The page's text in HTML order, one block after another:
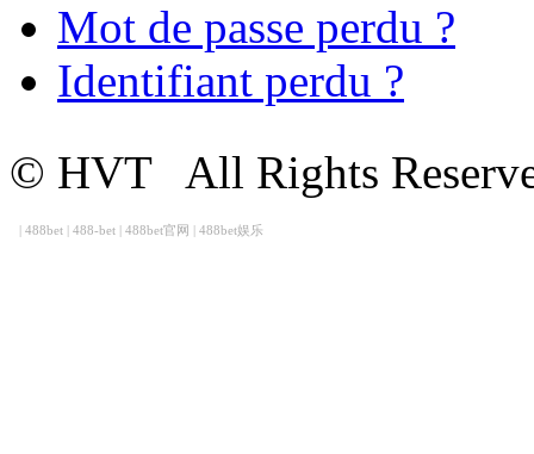
Mot de passe perdu ?
Identifiant perdu ?
© HVT
All Rights
| 488bet | 488-bet | 488bet官网 | 488bet娱乐